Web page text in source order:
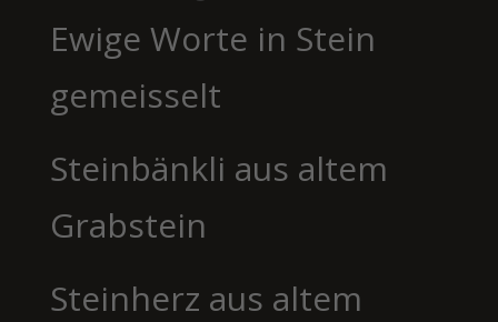
Ewige Worte in Stein
gemeisselt
Steinbänkli aus altem
Grabstein
Steinherz aus altem